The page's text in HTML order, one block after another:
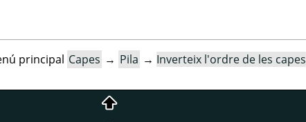
principal Capes → Pila → Inverteix l'ordre de les capes